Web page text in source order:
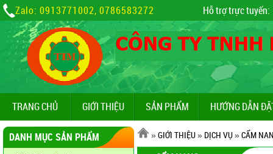
Zalo: 0913771002, 0786583272 Hỗ trợ trực tuyến:
TRANG CHỦ GIỚI THIỆU SẢN PHẨM HƯỚNG DẪN
DANH MỤC SẢN PHẨM
»GIỚI THIỆU» DỊCH VỤ»CẨM